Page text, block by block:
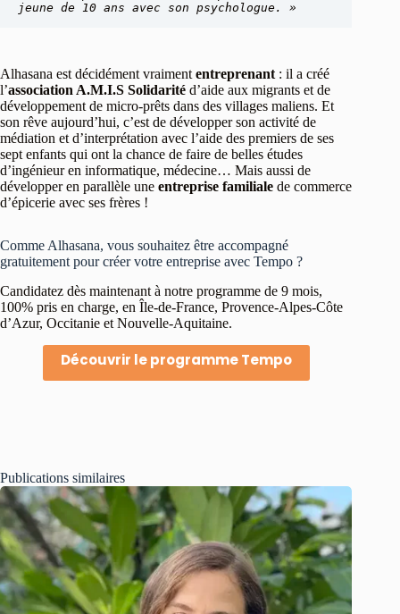
jeune de 10 ans avec son psychologue. »
Alhasana est décidément vraiment entreprenant : il a créé
l’association A.M.I.S Solidarité d’aide aux migrants et de
développement de micro-prêts dans des villages maliens. Et
son rêve aujourd’hui, c’est de développer son activité de
médiation et d’interprétation avec l’aide des premiers de ses
sept enfants qui ont la chance de faire de belles études
d’ingénieur en informatique, médecine… Mais aussi de
développer en parallèle une entreprise familiale de commerce
d’épicerie avec ses frères !
Comme Alhasana, vous souhaitez être accompagné
gratuitement pour créer votre entreprise avec Tempo ?
Candidatez dès maintenant à notre programme de 9 mois,
100% pris en charge, en Île-de-France, Provence-Alpes-Côte
d’Azur, Occitanie et Nouvelle-Aquitaine.
Découvrir le programme Tempo
Publications similaires